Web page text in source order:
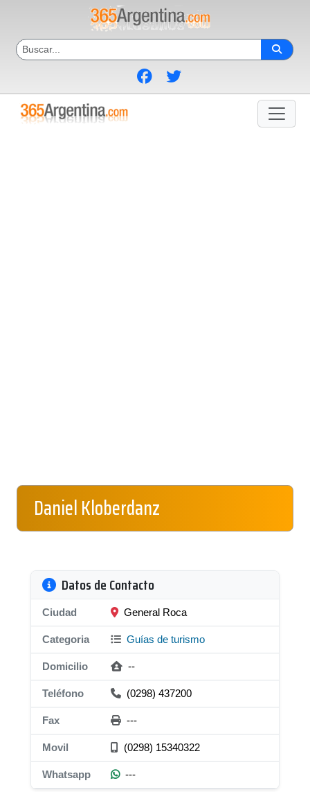
Daniel Kloberdanz
Datos de Contacto
Ciudad General Roca
Categoria Guías de turismo
Domicilio --
Teléfono (0298) 437200
Fax ---
Movil (0298) 15340322
Whatsapp ---